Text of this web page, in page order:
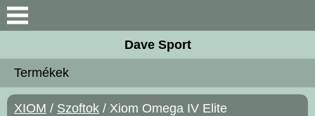
Keresés
Újdonságok
Akciós termékek
Dave Sport
Termékek
XIOM / Szoftok / Xiom Omega IV Elite